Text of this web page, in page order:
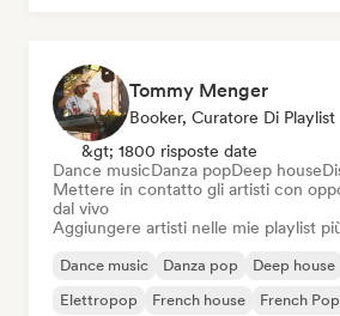
Tommy Menger
Booker, Curatore Di Playlist
&gt; 1800 risposte date
Dance musicDanza popDeep house
Mettere in contatto gli artisti con
dal vivo
Aggiungere artisti nelle mie playlist
Dance music Danza pop Deep house
Elettropop
French house French Pop